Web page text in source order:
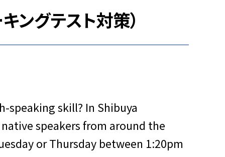
ングテスト対策）
speaking skill? In Shibuya
speakers from around the
or Thursday between 1:20pm